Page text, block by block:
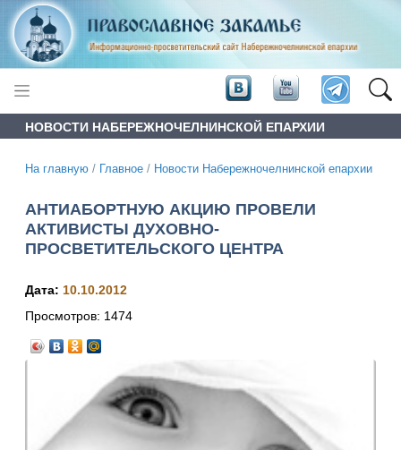
НОВОСТИ НАБЕРЕЖНОЧЕЛНИНСКОЙ ЕПАРХИИ
На главную / Главное / Новости Набережночелнинской епархии
АНТИАБОРТНУЮ АКЦИЮ ПРОВЕЛИ
АКТИВИСТЫ ДУХОВНО-
ПРОСВЕТИТЕЛЬСКОГО ЦЕНТРА
Дата: 10.10.2012
Просмотров: 1474